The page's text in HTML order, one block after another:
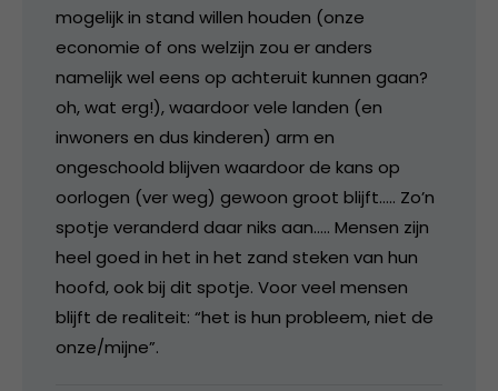
mogelijk in stand willen houden (onze
economie of ons welzijn zou er anders
namelijk wel eens op achteruit kunnen gaan?
oh, wat erg!), waardoor vele landen (en
inwoners en dus kinderen) arm en
ongeschoold blijven waardoor de kans op
oorlogen (ver weg) gewoon groot blijft….. Zo’n
spotje veranderd daar niks aan….. Mensen zijn
heel goed in het in het zand steken van hun
hoofd, ook bij dit spotje. Voor veel mensen
blijft de realiteit: “het is hun probleem, niet de
onze/mijne”.